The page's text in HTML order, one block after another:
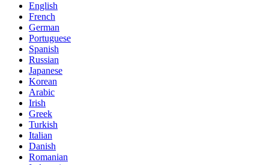
English
French
German
Portuguese
Spanish
Russian
Japanese
Korean
Arabic
Irish
Greek
Turkish
Italian
Danish
Romanian